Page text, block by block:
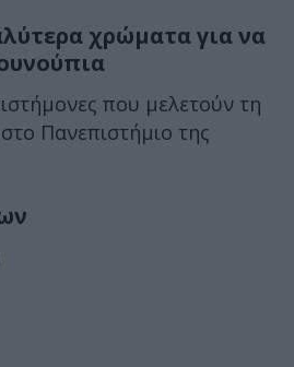
χρώματα για να
που μελετούν τη
Πανεπιστήμιο της